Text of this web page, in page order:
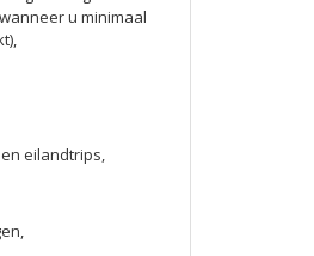
u minimaal
eilandtrips,